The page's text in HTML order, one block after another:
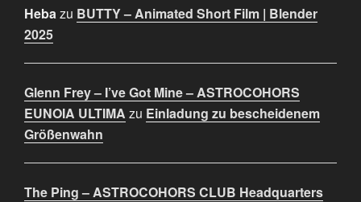
Hebazu BUTTY – Animated Short Film | Blender
2025
Glenn Frey – I’ve Got Mine – ASTROCOHORS
EUNOIA ULTIMA zu Einladung zu bescheidenem
Größenwahn
The Ping – ASTROCOHORS CLUB Headquarters